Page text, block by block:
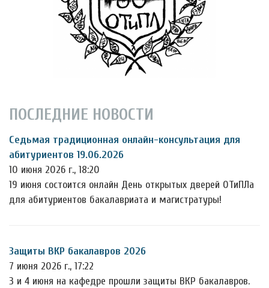
ПОСЛЕДНИЕ НОВОСТИ
Седьмая традиционная онлайн-консультация для
абитуриентов 19.06.2026
10 июня 2026 г., 18:20
19 июня состоится онлайн День открытых дверей ОТиПЛа
для абитуриентов бакалавриата и магистратуры!
Защиты ВКР бакалавров 2026
7 июня 2026 г., 17:22
3 и 4 июня на кафедре прошли защиты ВКР бакалавров.